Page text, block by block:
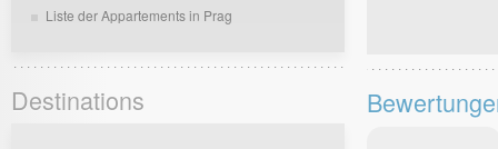
Liste der Appartements in Prag
Destinations